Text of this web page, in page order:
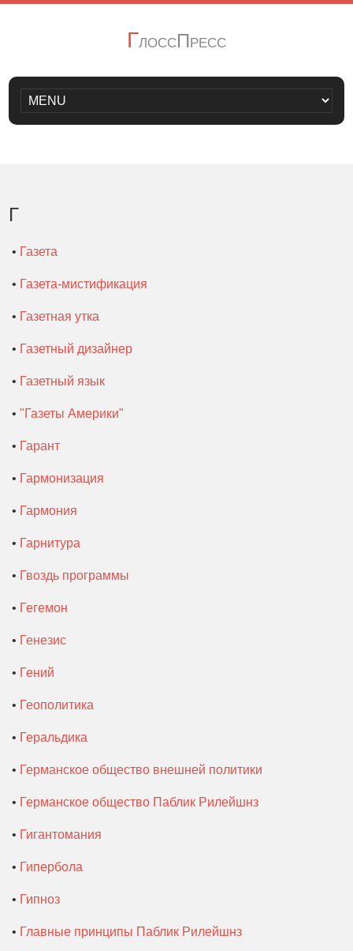
ГлоссПресс
Г
• Газета
• Газета-мистификация
• Газетная утка
• Газетный дизайнер
• Газетный язык
•"Газеты Америки"
• Гарант
• Гармонизация
• Гармония
• Гарнитура
• Гвоздь программы
• Гегемон
• Генезис
• Гений
• Геополитика
• Геральдика
• Германское общество внешней политики
• Германское общество Паблик Рилейшнз
• Гигантомания
• Гипербола
• Гипноз
• Главные принципы Паблик Рилейшнз